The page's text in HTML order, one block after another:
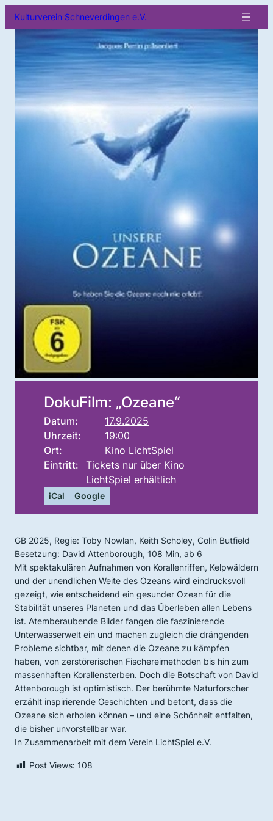
Kulturverein Schneverdingen e.V.
DokuFilm: „Ozeane“
Datum:
17.9.2025
Uhrzeit:
19:00
Ort:
Kino LichtSpiel
Eintritt:
Tickets nur über Kino
LichtSpiel erhältlich
iCal Google
GB 2025, Regie: Toby Nowlan, Keith Scholey, Colin Butfield
Besetzung: David Attenborough, 108 Min, ab 6
Mit spektakulären Aufnahmen von Korallenriffen, Kelpwäldern
und der unendlichen Weite des Ozeans wird eindrucksvoll
gezeigt, wie entscheidend ein gesunder Ozean für die
Stabilität unseres Planeten und das Überleben allen Lebens
ist. Atemberaubende Bilder fangen die faszinierende
Unterwasserwelt ein und machen zugleich die drängenden
Probleme sichtbar, mit denen die Ozeane zu kämpfen
haben, von zerstörerischen Fischereimethoden bis hin zum
massenhaften Korallensterben. Doch die Botschaft von David
Attenborough ist optimistisch. Der berühmte Naturforscher
erzählt inspirierende Geschichten und betont, dass die
Ozeane sich erholen können – und eine Schönheit entfalten,
die bisher unvorstellbar war.
In Zusammenarbeit mit dem Verein LichtSpiel e.V.
Post Views: 108